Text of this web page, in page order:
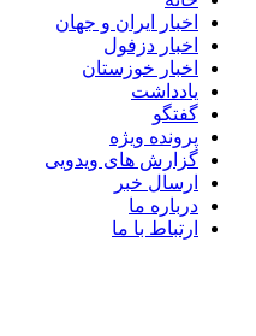
اخبار ایران و جهان
اخبار دزفول
اخبار خوزستان
یادداشت
گفتگو
پرونده ویژه
گزارش های ویدویی
ارسال خبر
درباره ما
ارتباط با ما